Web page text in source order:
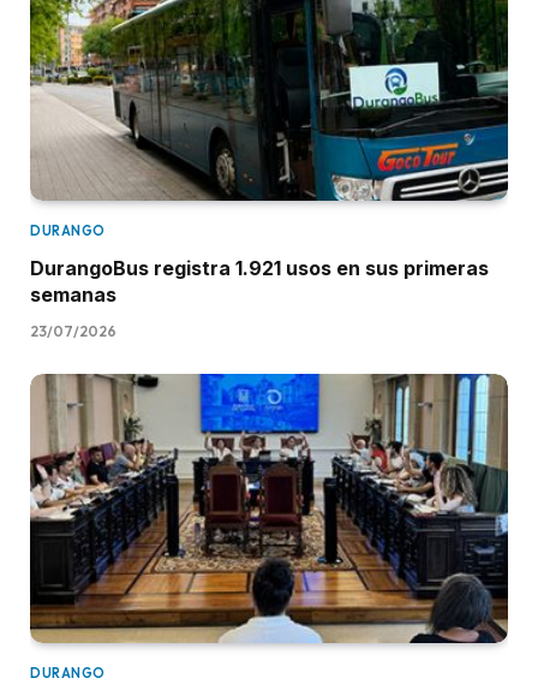
DURANGO
DurangoBus registra 1.921 usos en sus primeras
semanas
23/07/2026
DURANGO